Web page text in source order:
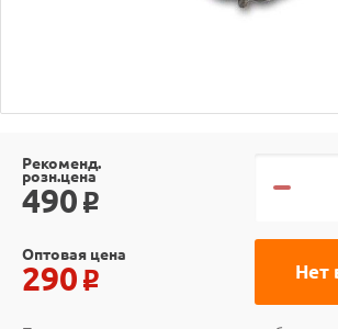
Рекоменд.
розн.цена
490 o
Нет
Оптовая цена
290 o